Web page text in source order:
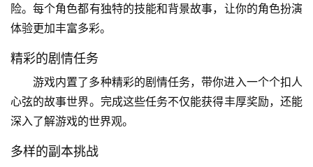
险。每个角色都有独特的技能和背景故事，让你的角色扮演
体验更加丰富多彩。
精彩的剧情任务
游戏内置了多种精彩的剧情任务，带你进入一个个扣人
心弦的故事世界。完成这些任务不仅能获得丰厚奖励，还能
深入了解游戏的世界观。
多样的副本挑战